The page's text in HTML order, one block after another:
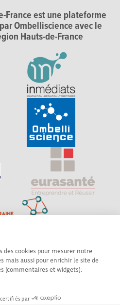
des cookies pour mesurer notre
mais aussi pour enrichir le site de
(commentaires et widgets).
par
France est une plateforme
Ombelliscience avec le
Hauts-de-France
en contact : Echosciences
social des amateurs de
du territoire
de confidentialité